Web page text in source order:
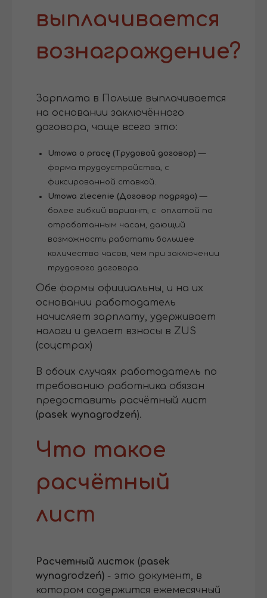
выплачивается
вознаграждение?
Зарплата в Польше выплачивается
на основании заключённого
договора, чаще всего это:
Umowa o pracę (Трудовой договор) —
форма трудоустройства, с
фиксированной ставкой.
Umowa zlecenie (Договор подряда) —
более гибкий вариант, с оплатой по
отработанным часам, дающий
возможность работать большее
количество часов, чем при заключении
трудового договора.
Обе формы официальны, и на их
основании работодатель
начисляет зарплату, удерживает
налоги и делает взносы в ZUS
(соцстрах)
В обоих случаях работодатель по
требованию работника обязан
предоставить расчётный лист
(pasek wynagrodzeń).
Что такое
расчётный
лист
Расчетный листок (pasek
wynagrodzeń) - это документ, в
котором содержится ежемесячный